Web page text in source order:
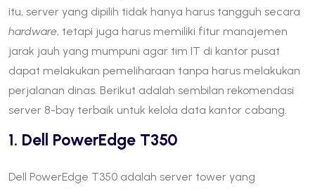
itu, server yang dipilih tidak hanya harus tangguh secara
hardware, tetapi juga harus memiliki fitur manajemen
jarak jauh yang mumpuni agar tim IT di kantor pusat
dapat melakukan pemeliharaan tanpa harus melakukan
perjalanan dinas. Berikut adalah sembilan rekomendasi
server 8-bay terbaik untuk kelola data kantor cabang.
1. Dell PowerEdge T350
Dell PowerEdge T350 adalah server tower yang